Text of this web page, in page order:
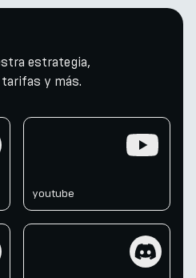
estrategia,
y más.
youtube